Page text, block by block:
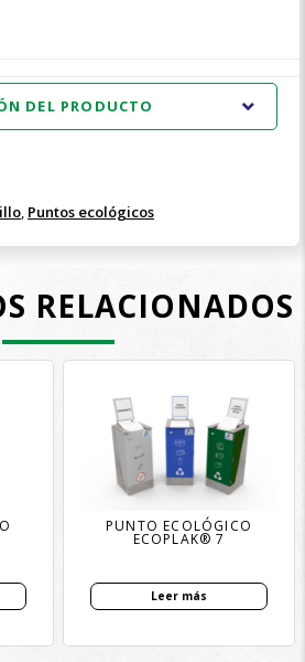
DEL PRODUCTO
, Puntos ecológicos
RELACIONADOS
PUNTO ECOLÓGICO
ECOPLAK® 7
Leer más